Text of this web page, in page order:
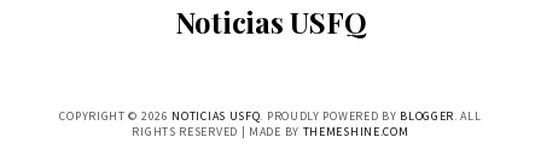
Noticias USFQ
COPYRIGHT © 2026 NOTICIAS USFQ. PROUDLY POWERED BY BLOGGER. ALL
RIGHTS RESERVED | MADE BY THEMESHINE.COM